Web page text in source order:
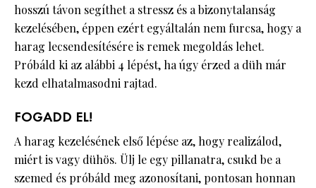
hosszú távon segíthet a stressz és a bizonytalanság
kezelésében, éppen ezért egyáltalán nem furcsa, hogy a
harag lecsendesítésére is remek megoldás lehet.
Próbáld ki az alábbi 4 lépést, ha úgy érzed a düh már
kezd elhatalmasodni rajtad.
FOGADD EL!
A harag kezelésének első lépése az, hogy realizálod,
miért is vagy dühös. Ülj le egy pillanatra, csukd be a
szemed és próbáld meg azonosítani, pontosan honnan